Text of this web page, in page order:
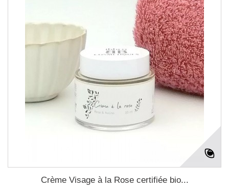
Crème Visage à la Rose certifiée bio...